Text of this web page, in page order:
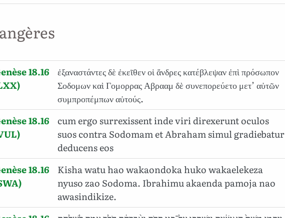
18.16
ἐξαναστάντες δὲ ἐκεῖθεν οἱ ἄνδρες κατέβλεψαν ἐπὶ πρόσωπον
Σοδομων καὶ Γομορρας Αβρααμ δὲ συνεπορεύετο μετ’ αὐτῶν
συμπροπέμπων αὐτούς.
18.16
cum ergo surrexissent inde viri direxerunt oculos
suos contra Sodomam et Abraham simul gradiebatur
deducens eos
18.16
Kisha watu hao wakaondoka huko wakaelekeza
nyuso zao Sodoma. Ibrahimu akaenda pamoja nao
awasindikize.